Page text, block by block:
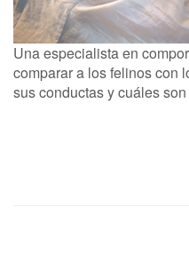
Una especialista en
comparar a los felinos con
sus conductas y cuáles